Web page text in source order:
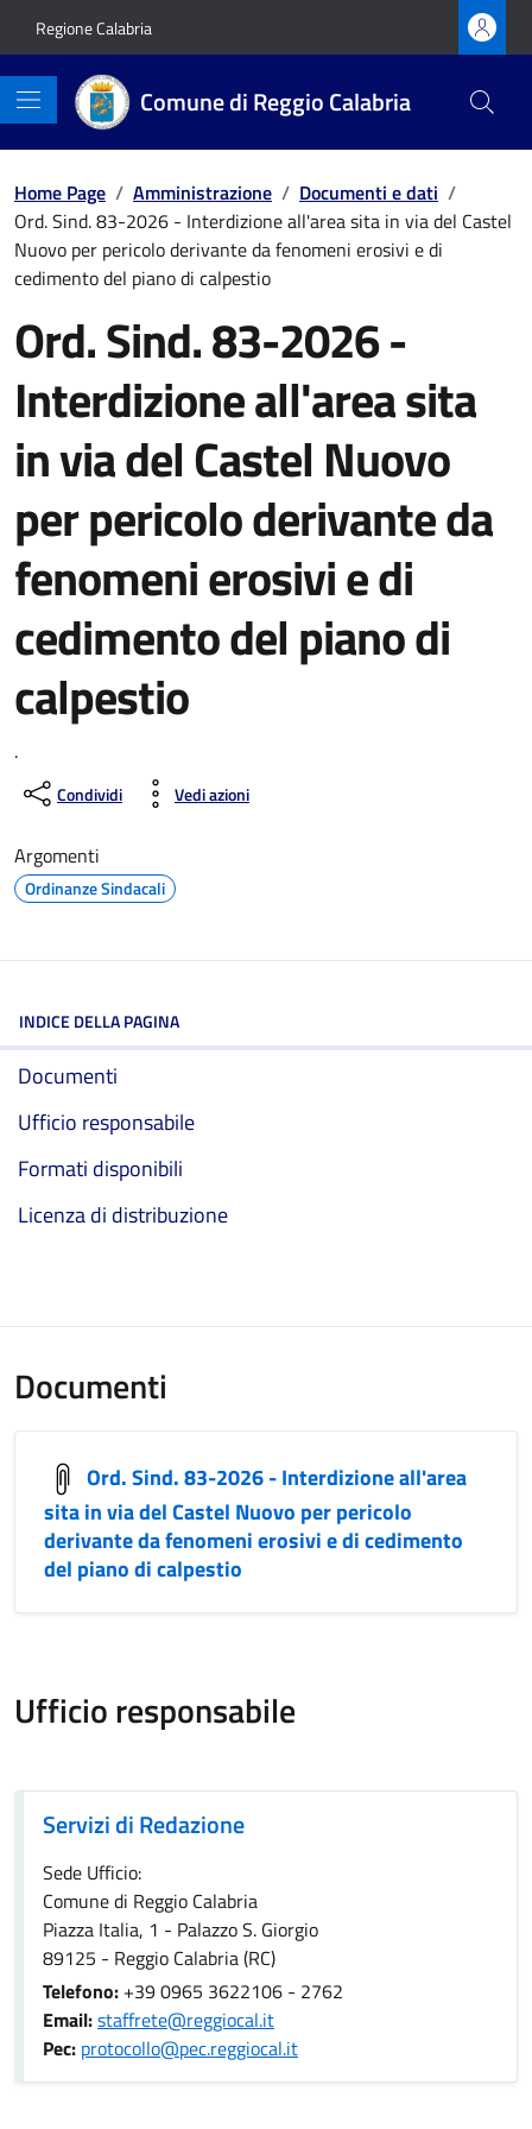
Regione Calabria
Comune di Reggio Calabria
Home Page / Amministrazione / Documenti e dati /
Ord. Sind. 83-2026 - Interdizione all'area sita in via del Castel
Nuovo per pericolo derivante da fenomeni erosivi e di
cedimento del piano di calpestio
Ord. Sind. 83-2026 -
Interdizione all'area sita
in via del Castel Nuovo
per pericolo derivante da
fenomeni erosivi e di
cedimento del piano di
calpestio
.
Condividi Vedi azioni
Argomenti
Ordinanze Sindacali
INDICE DELLA PAGINA
Documenti
Ufficio responsabile
Formati disponibili
Licenza di distribuzione
Documenti
Ord. Sind. 83-2026 - Interdizione all'area
sita in via del Castel Nuovo per pericolo
derivante da fenomeni erosivi e di cedimento
del piano di calpestio
Ufficio responsabile
Servizi di Redazione
Sede Ufficio:
Comune di Reggio Calabria
Piazza Italia, 1 - Palazzo S. Giorgio
89125 - Reggio Calabria (RC)
Telefono: +39 0965 3622106 - 2762
Email:staffrete@reggiocal.it
Pec: protocollo@pec.reggiocal.it